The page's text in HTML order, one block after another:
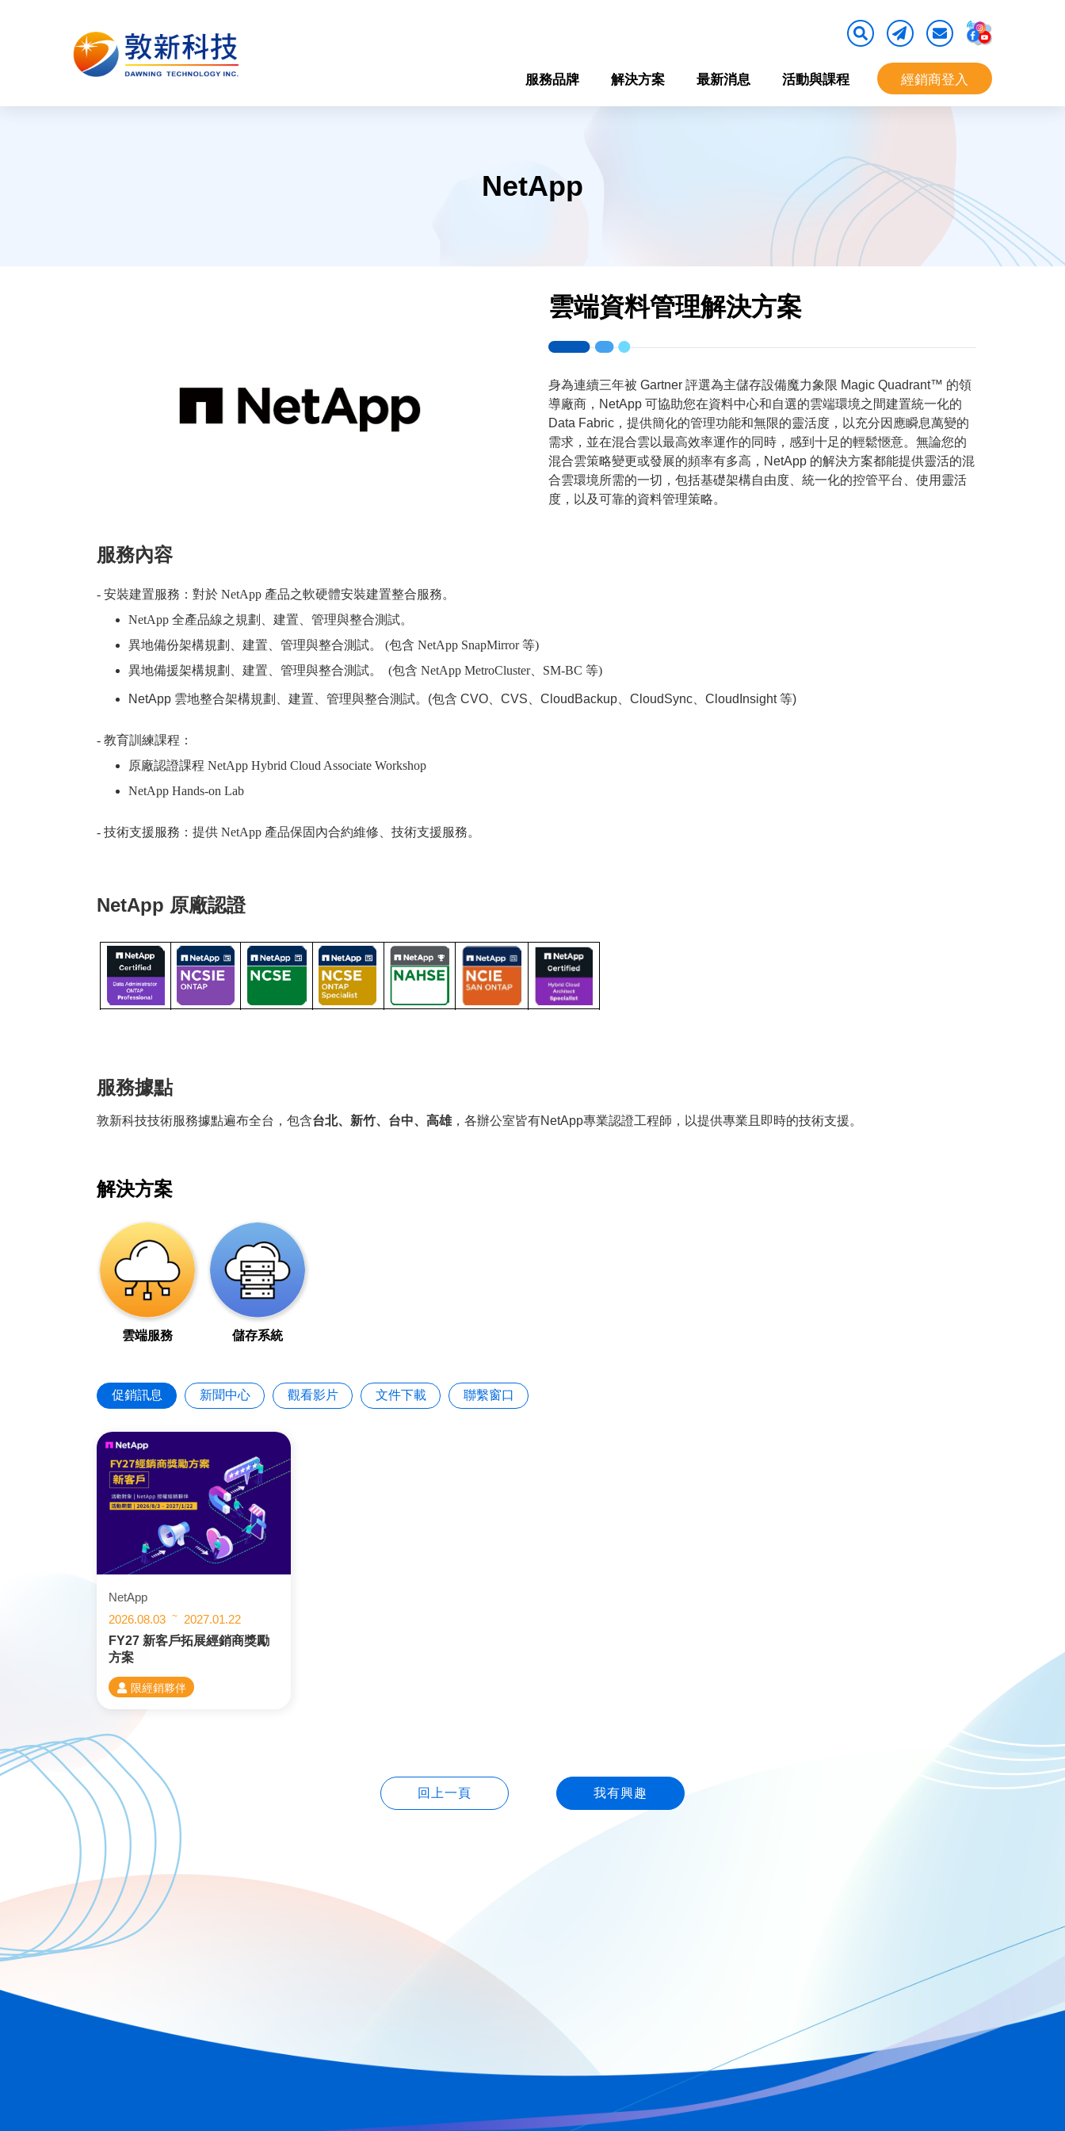
服務品牌 解決方案 最新消息 活動與課程 經銷商登入
NetApp
雲端資料管理解決方案
身為連續三年被 Gartner 評選為主儲存設備魔力象限 Magic Quadrant™ 的領
導廠商，NetApp 可協助您在資料中心和自選的雲端環境之間建置統一化的
Data Fabric，提供簡化的管理功能和無限的靈活度，以充分因應瞬息萬變的
需求，並在混合雲以最高效率運作的同時，感到十足的輕鬆愜意。無論您的
混合雲策略變更或發展的頻率有多高，NetApp 的解決方案都能提供靈活的混
合雲環境所需的一切，包括基礎架構自由度、統一化的控管平台、使用靈活
度，以及可靠的資料管理策略。
服務內容
- 安裝建置服務：對於 NetApp 產品之軟硬體安裝建置整合服務。
NetApp 全產品線之規劃、建置、管理與整合測試。
異地備份架構規劃、建置、管理與整合測試。 (包含 NetApp SnapMirror 等)
異地備援架構規劃、建置、管理與整合測試。 (包含 NetApp MetroCluster、SM-BC 等)
NetApp 雲地整合架構規劃、建置、管理與整合測試。(包含 CVO、CVS、CloudBackup、CloudSync、CloudInsight 等)
- 教育訓練課程：
原廠認證課程 NetApp Hybrid Cloud Associate Workshop
NetApp Hands-on Lab
- 技術支援服務：提供 NetApp 產品保固內合約維修、技術支援服務。
NetApp 原廠認證
服務據點
敦新科技技術服務據點遍布全台，包含台北、新竹、台中、高雄，各辦公室皆有NetApp專業認證工程師，以提供專業且即時的技術支援。
解決方案
雲端服務 儲存系統
促銷訊息 新聞中心 觀看影片 文件下載 聯繫窗口
NetApp
2026.08.03 ~
2027.01.22
FY27 新客戶拓展經銷商獎勵
方案
限經銷夥伴